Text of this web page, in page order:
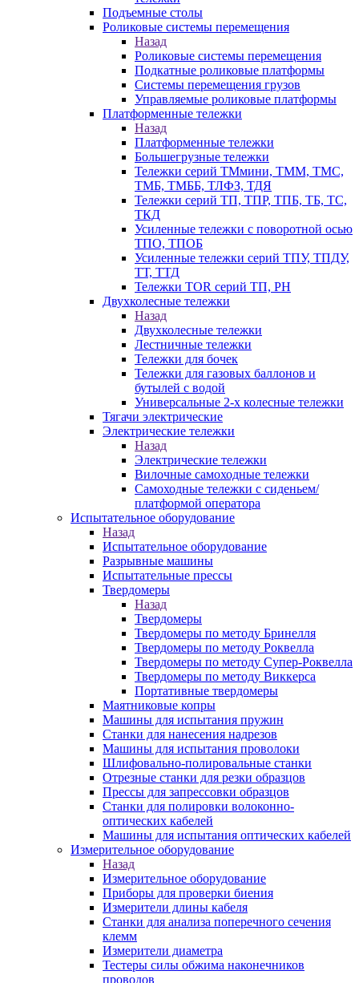
Подъемные столы
Роликовые системы перемещения
Назад
Роликовые системы перемещения
Подкатные роликовые платформы
Системы перемещения грузов
Управляемые роликовые платформы
Платформенные тележки
Назад
Платформенные тележки
Большегрузные тележки
Тележки серий ТМмини, ТММ, ТМС,
ТМБ, ТМББ, ТЛФЗ, ТДЯ
Тележки серий ТП, ТПР, ТПБ, ТБ, ТС,
ТКД
Усиленные тележки с поворотной осью
ТПО, ТПОБ
Усиленные тележки серий ТПУ, ТПДУ,
ТТ, ТТД
Тележки TOR серий ТП, PH
Двухколесные тележки
Назад
Двухколесные тележки
Лестничные тележки
Тележки для бочек
Тележки для газовых баллонов и
бутылей с водой
Универсальные 2-х колесные тележки
Тягачи электрические
Электрические тележки
Назад
Электрические тележки
Вилочные самоходные тележки
Самоходные тележки с сиденьем/
платформой оператора
Испытательное оборудование
Назад
Испытательное оборудование
Разрывные машины
Испытательные прессы
Твердомеры
Назад
Твердомеры
Твердомеры по методу Бринелля
Твердомеры по методу Роквелла
Твердомеры по методу Супер-Роквелла
Твердомеры по методу Виккерса
Портативные твердомеры
Маятниковые копры
Машины для испытания пружин
Станки для нанесения надрезов
Машины для испытания проволоки
Шлифовально-полировальные станки
Отрезные станки для резки образцов
Прессы для запрессовки образцов
Станки для полировки волоконно-
оптических кабелей
Машины для испытания оптических кабелей
Измерительное оборудование
Назад
Измерительное оборудование
Приборы для проверки биения
Измерители длины кабеля
Станки для анализа поперечного сечения
клемм
Измерители диаметра
Тестеры силы обжима наконечников
проводов